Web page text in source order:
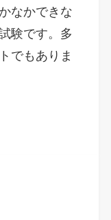
なかできな
験です。多
でもありま